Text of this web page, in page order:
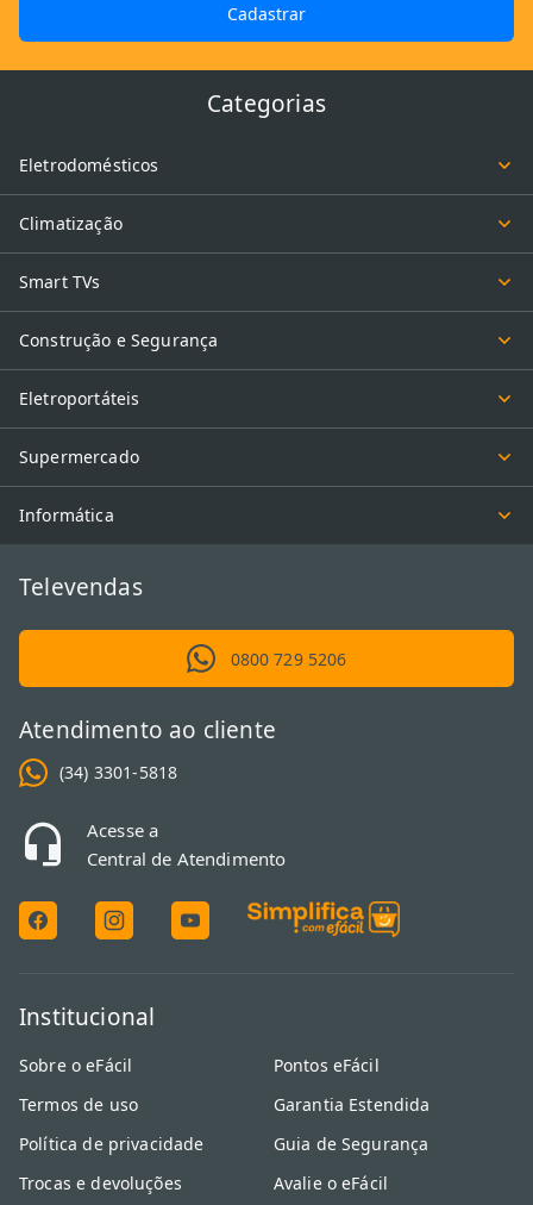
Cadastrar
Categorias
Eletrodomésticos
Climatização
Smart TVs
Construção e Segurança
Eletroportáteis
Supermercado
Informática
Televendas
0800 729 5206
Atendimento ao cliente
(34) 3301-5818
Acesse a
Central de Atendimento
Institucional
Sobre o eFácil
Termos de uso
Política de privacidade
Trocas e devoluções
Pontos eFácil
Garantia Estendida
Guia de Segurança
Avalie o eFácil